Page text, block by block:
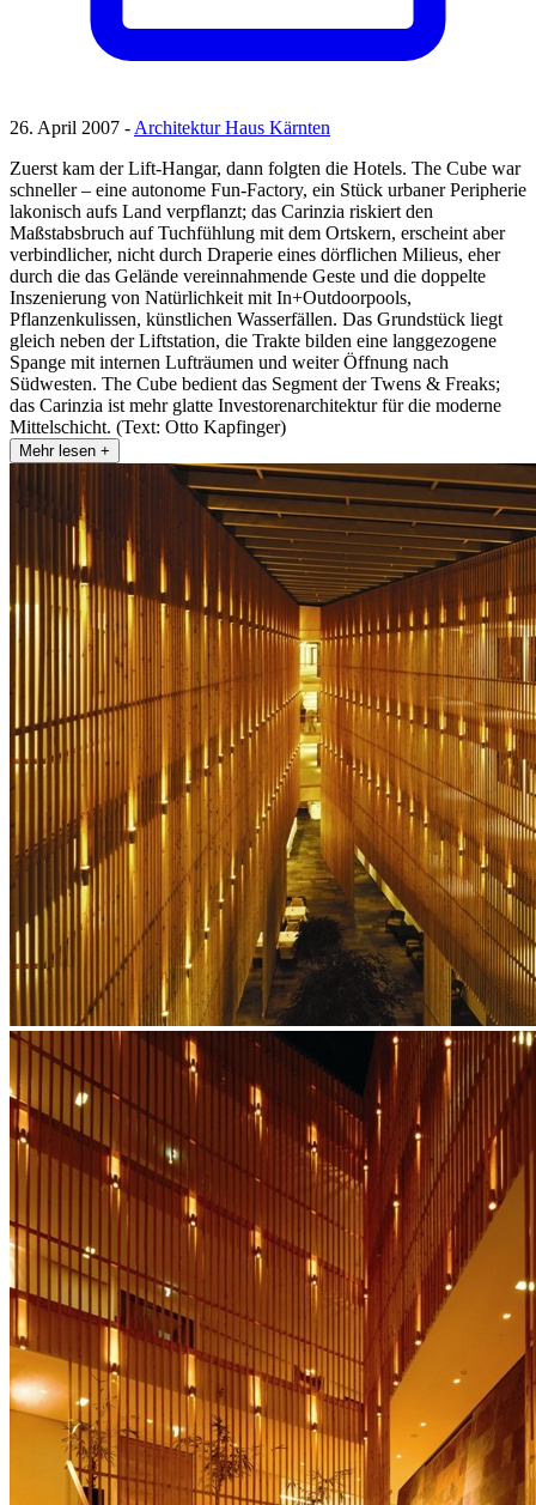
26. April 2007 -Architektur Haus Kärnten
Zuerst kam der Lift-Hangar, dann folgten die Hotels. The Cube war
schneller – eine autonome Fun-Factory, ein Stück urbaner Peripherie
lakonisch aufs Land verpflanzt; das Carinzia riskiert den
Maßstabsbruch auf Tuchfühlung mit dem Ortskern, erscheint aber
verbindlicher, nicht durch Draperie eines dörflichen Milieus, eher
durch die das Gelände vereinnahmende Geste und die doppelte
Inszenierung von Natürlichkeit mit In+Outdoorpools,
Pflanzenkulissen, künstlichen Wasserfällen. Das Grundstück liegt
gleich neben der Liftstation, die Trakte bilden eine langgezogene
Spange mit internen Lufträumen und weiter Öffnung nach
Südwesten. The Cube bedient das Segment der Twens & Freaks;
das Carinzia ist mehr glatte Investorenarchitektur für die moderne
Mittelschicht. (Text: Otto Kapfinger)
Mehr lesen +